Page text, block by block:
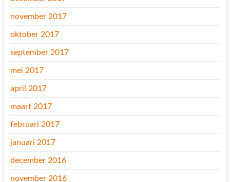
november 2017
oktober 2017
september 2017
mei 2017
april 2017
maart 2017
februari 2017
januari 2017
december 2016
november 2016